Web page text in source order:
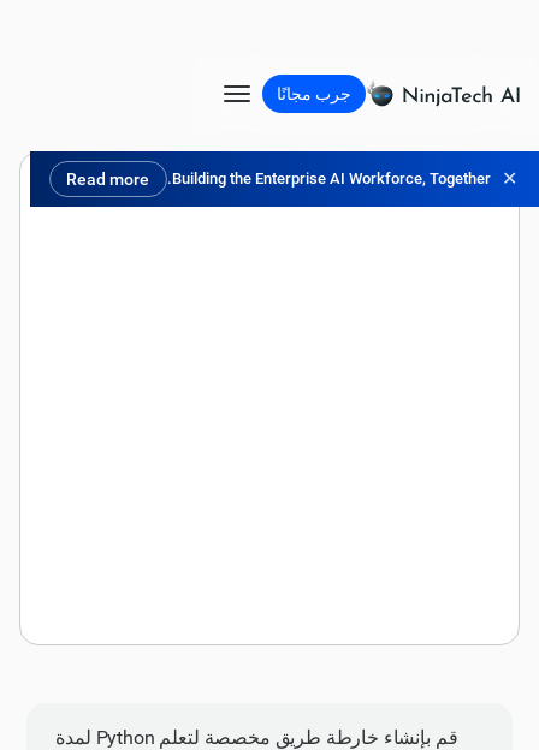
Building the Enterprise AI Workforce, Together.
Read more ✕
جرب مجانًا
قم بإنشاء خارطة طريق مخصصة لتعلم Python لمدة